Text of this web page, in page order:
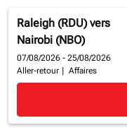
Raleigh (RDU) vers
Nairobi (NBO)
07/08/2026 - 25/08/2026
Aller-retour
Affaires